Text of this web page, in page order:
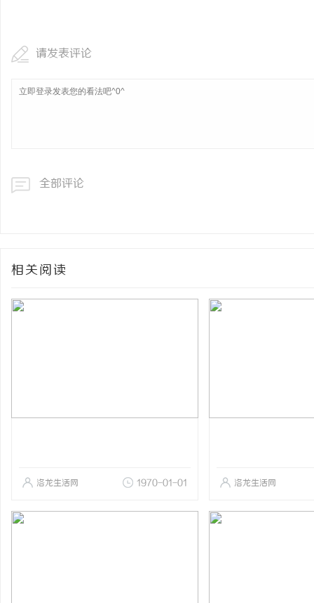
请发表评论
全部评论
相关阅读
洛龙生活网 1970-01-01 洛龙生活网